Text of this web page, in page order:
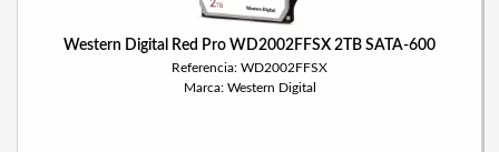
Western Digital Red Pro WD2002FFSX 2TB SATA-600
Referencia: WD2002FFSX
Marca: Western Digital